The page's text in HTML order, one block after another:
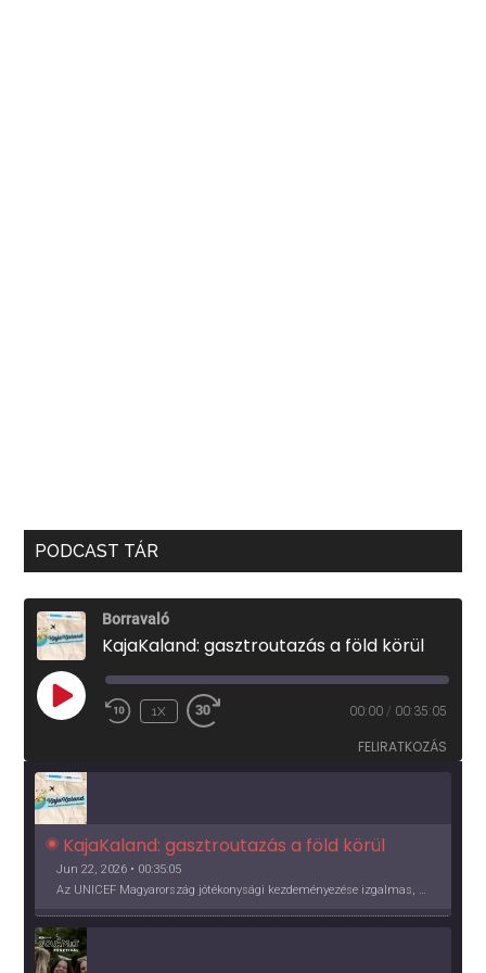
PODCAST TÁR
Borravaló
KajaKaland: gasztroutazás a föld körül
PLAY
EPISODE
1X 00:00 / 00:35:05
FELIRATKOZÁS
KajaKaland: gasztroutazás a föld körül
Jun 22, 2026 • 00:35:05
Az UNICEF Magyarország jótékonysági kezdeményezése izgalmas, egész éves világkörüli ízutazásra hív, igazi családi program és gasztroedukáció, illetve segítség a rászorulóknak is egyben.